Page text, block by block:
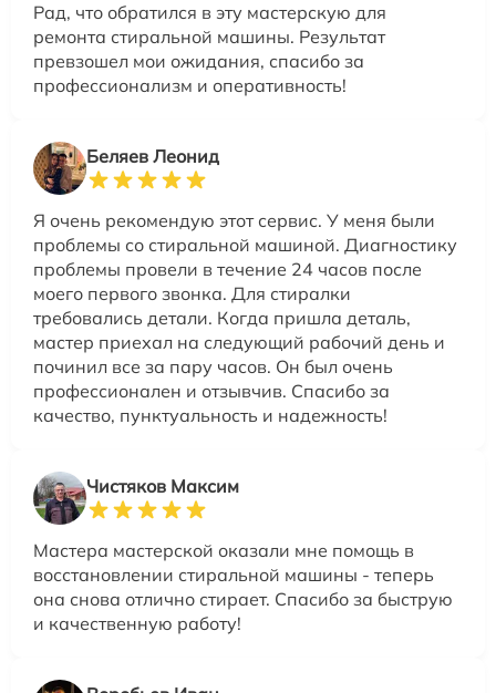
Рад, что обратился в эту мастерскую для
ремонта стиральной машины. Результат
превзошел мои ожидания, спасибо за
профессионализм и оперативность!
Беляев Леонид
Я очень рекомендую этот сервис. У меня были
проблемы со стиральной машиной. Диагностику
проблемы провели в течение 24 часов после
моего первого звонка. Для стиралки
требовались детали. Когда пришла деталь,
мастер приехал на следующий рабочий день и
починил все за пару часов. Он был очень
профессионален и отзывчив. Спасибо за
качество, пунктуальность и надежность!
Чистяков Максим
Мастера мастерской оказали мне помощь в
восстановлении стиральной машины - теперь
она снова отлично стирает. Спасибо за быструю
и качественную работу!